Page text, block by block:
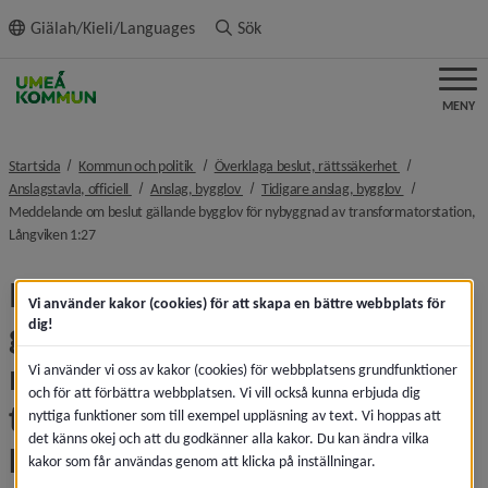
innehållet
Giälah/Kieli/Languages Sök
MENY
Startsida Kommun och politik nivå i brödsmulenavigeringen
Överklaga beslut, rättssäkerhet nivå i
Anslagstavla, officiell
nivå i brödsmulenavigeringen
Anslag, bygglov nivå i brödsmulenavigeringen
Tidigare anslag, bygglov nivå i
Meddelande om beslut gällande bygglov för nybyggnad av transformatorstation,
Långviken 1:27nivå i brödsmulenavigeringen
Meddelande om beslut
gällande bygglov för
nybyggnad av
transformatorstation,
Långviken 1:27
Vi använder kakor (cookies) för att skapa en bättre webbplats för
dig!
Vi använder vi oss av kakor (cookies) för webbplatsens grundfunktioner
och för att förbättra webbplatsen. Vi vill också kunna erbjuda dig
nyttiga funktioner som till exempel uppläsning av text. Vi hoppas att
det känns okej och att du godkänner alla kakor. Du kan ändra vilka
kakor som får användas genom att klicka på inställningar.